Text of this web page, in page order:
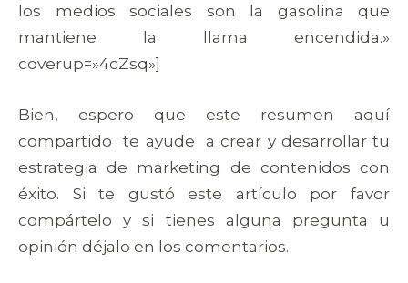
los medios sociales son la gasolina que
mantiene la llama encendida.»
coverup=»4cZsq»]
Bien, espero que este resumen aquí
compartido te ayude a crear y desarrollar tu
estrategia de marketing de contenidos con
éxito. Si te gustó este artículo por favor
compártelo y si tienes alguna pregunta u
opinión déjalo en los comentarios.